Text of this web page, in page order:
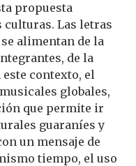
propuesta
culturas. Las letras
se alimentan de la
de la
contexto, el
globales,
que permite ir
guaraníes y
un mensaje de
tiempo, el uso